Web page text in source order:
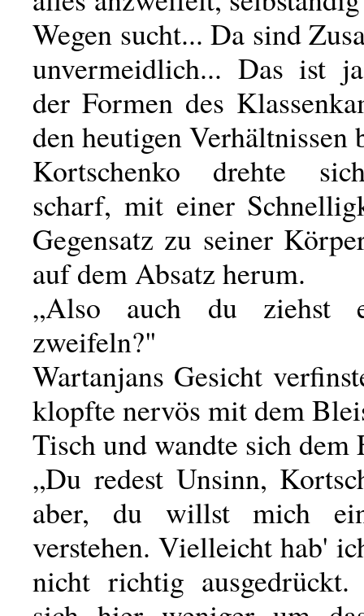
Wegen sucht... Da sind
unvermeidlich... Das ist
der Formen des
den heutigen Verhältnissen
Kortschenko drehte
scharf, mit einer
Gegensatz zu seiner
auf dem Absatz herum.
„Also auch du ziehst
zweifeln?"
Wartanjans Gesicht
klopfte nervös mit dem
Tisch und wandte sich dem
„Du redest Unsinn,
aber, du willst mich
verstehen. Vielleicht hab'
nicht richtig